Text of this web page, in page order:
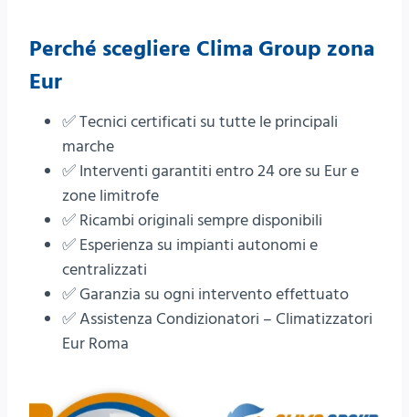
Perché scegliere Clima Group zona
Eur
✅ Tecnici certificati su tutte le principali
marche
✅ Interventi garantiti entro 24 ore su Eur e
zone limitrofe
✅ Ricambi originali sempre disponibili
✅ Esperienza su impianti autonomi e
centralizzati
✅ Garanzia su ogni intervento effettuato
✅ Assistenza Condizionatori – Climatizzatori
Eur Roma